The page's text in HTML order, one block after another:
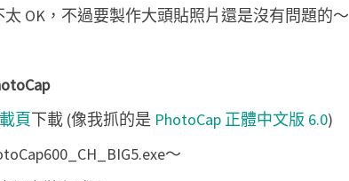
P
o
OK，不過要製作大頭貼照片還是沒有問題的～
頁下載 (像我抓的是 PhotoCap 正體中文版 6.0)
～